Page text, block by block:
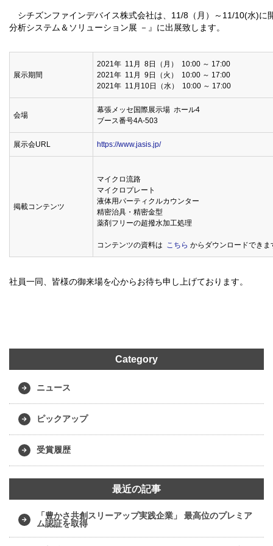
シチズンファインデバイス株式会社は、11/8（月）～11/10(水)に
分析システム＆ソリューション展 －』に出展致します。
展示期間
2021年 11月 8日（月） 10:00 ～ 17:00
2021年 11月 9日（火） 10:00 ～ 17:00
2021年 11月10日（水） 10:00 ～ 17:00
会場
幕張メッセ国際展示場 ホール4
ブース番号4A-503
展示会URL https://www.jasis.jp/
掲載コンテンツ
マイクロ流路
マイクロプレート
液体用パーティクルカウンター
精密治具・精密金型
薬剤フリーの超撥水加工処理
コンテンツの資料は こちら からダウンロードでき
社員一同、皆様の御来場を心からお待ち申し上げております。
Category
ニュース
ピックアップ
受賞履歴
最近の記事
「豊かさ共創スリーアップ実践企業」 最高位のプレミア
ム認証を取得